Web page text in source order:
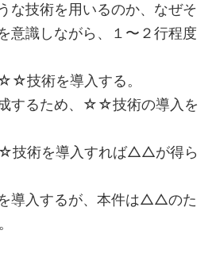
な技術を用いるのか、なぜそ
意識しながら、１〜２行程度
技術を導入する。
するため、☆☆技術の導入を
術を導入すれば△△が得ら
導入するが、本件は△△のた